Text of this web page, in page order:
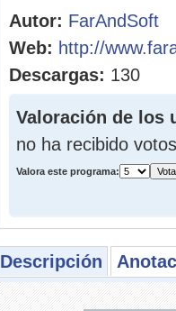
Autor: FarAndSoft
Web: http://
Descargas: 130
Valoración de los
no ha recibido votos
Valora este programa:
Descripción